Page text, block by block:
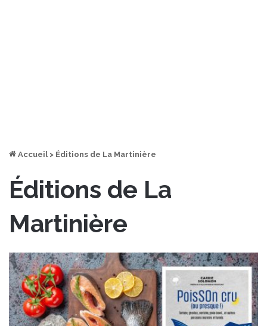
Accueil > Éditions de La Martinière
Éditions de La
Martinière